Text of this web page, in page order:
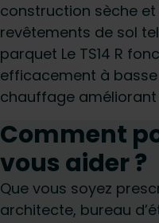
construction sèche
revêtements de sol
parquet Le TS14 R
efficacement à
chauffage
Comment
vous aider ?
Que vous soyez
architecte, bureau